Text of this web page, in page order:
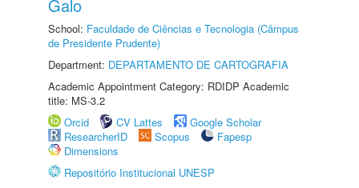
Galo
School: Faculdade de Ciências e Tecnologia (Câmpus
de Presidente Prudente)
Department: DEPARTAMENTO DE CARTOGRAFIA
Academic Appointment Category: RDIDP Academic
title: MS-3.2
Orcid
CV Lattes
Google Scholar
ResearcherID
Scopus
Fapesp
Dimensions
Repositório Institucional UNESP